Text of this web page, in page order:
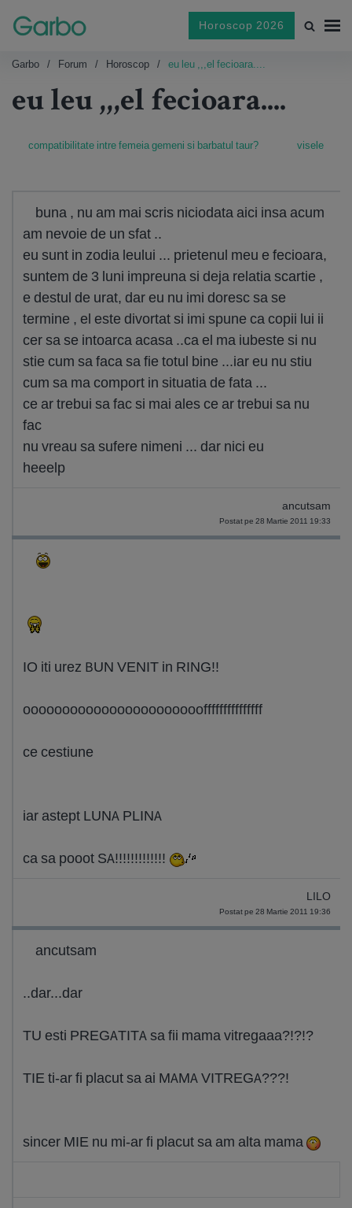
Horoscop 2026
Garbo Forum Horoscop eu leu ,,,el fecioara....
eu leu ,,,el fecioara....
compatibilitate intre femeia gemeni si barbatul taur? visele
buna , nu am mai scris niciodata aici insa acum
am nevoie de un sfat ..
eu sunt in zodia leului ... prietenul meu e fecioara,
suntem de 3 luni impreuna si deja relatia scartie ,
e destul de urat, dar eu nu imi doresc sa se
termine , el este divortat si imi spune ca copii lui ii
cer sa se intoarca acasa ..ca el ma iubeste si nu
stie cum sa faca sa fie totul bine ...iar eu nu stiu
cum sa ma comport in situatia de fata ...
ce ar trebui sa fac si mai ales ce ar trebui sa nu
fac
nu vreau sa sufere nimeni ... dar nici eu
heeelp
ancutsam
Postat pe 28 Martie 2011 19:33
IO iti urez BUN VENIT in RING!!
ooooooooooooooooooooooofffffffffffffff
ce cestiune
iar astept LUNA PLINA
ca sa pooot SA!!!!!!!!!!!!!
LILO
Postat pe 28 Martie 2011 19:36
ancutsam
..dar...dar
TU esti PREGATITA sa fii mama vitregaaa?!?!?
TIE ti-ar fi placut sa ai MAMA VITREGA???!
sincer MIE nu mi-ar fi placut sa am alta mama